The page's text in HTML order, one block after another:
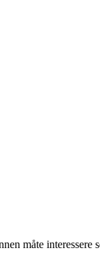
måte interessere